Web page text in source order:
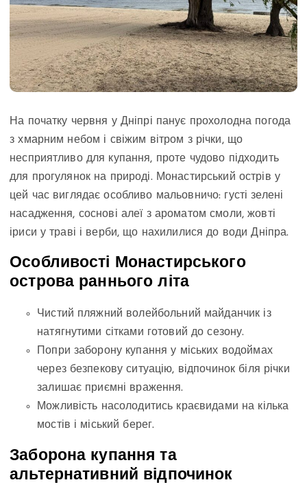
На початку червня у Дніпрі панує прохолодна погода
з хмарним небом і свіжим вітром з річки, що
несприятливо для купання, проте чудово підходить
для прогулянок на природі. Монастирський острів у
цей час виглядає особливо мальовничо: густі зелені
насадження, соснові алеї з ароматом смоли, жовті
іриси у траві і верби, що нахилилися до води Дніпра.
Особливості Монастирського
острова раннього літа
Чистий пляжний волейбольний майданчик із
натягнутими сітками готовий до сезону.
Попри заборону купання у міських водоймах
через безпекову ситуацію, відпочинок біля річки
залишає приємні враження.
Можливість насолодитись краєвидами на кілька
мостів і міський берег.
Заборона купання та
альтернативний відпочинок